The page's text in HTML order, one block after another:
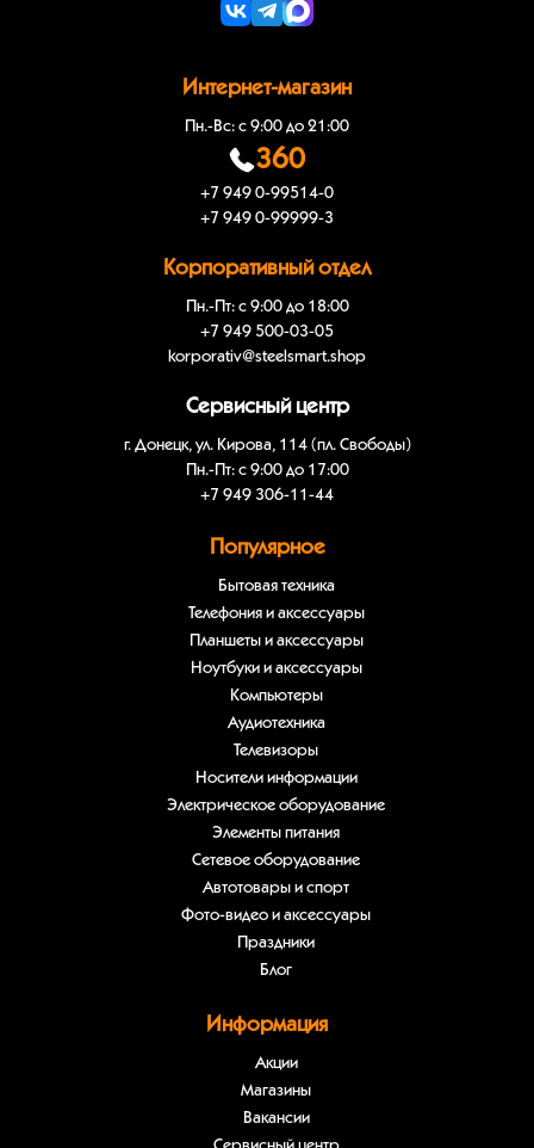
Интернет-магазин
Пн.-Вс: с 9:00 до 21:00
360
+7 949 0-99514-0
+7 949 0-99999-3
Корпоративный отдел
Пн.-Пт: с 9:00 до 18:00
+7 949 500-03-05
korporativ@steelsmart.shop
Сервисный центр
г. Донецк, ул. Кирова, 114 (пл. Свободы)
Пн.-Пт: с 9:00 до 17:00
+7 949 306-11-44
Популярное
Бытовая техника
Телефония и аксессуары
Планшеты и аксессуары
Ноутбуки и аксессуары
Компьютеры
Аудиотехника
Телевизоры
Носители информации
Электрическое оборудование
Элементы питания
Сетевое оборудование
Автотовары и спорт
Фото-видео и аксессуары
Праздники
Блог
Информация
Акции
Магазины
Вакансии